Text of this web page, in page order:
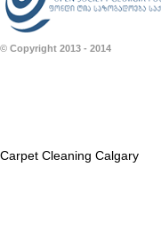
© Copyright 2013 - 2014
Carpet Cleaning Calgary